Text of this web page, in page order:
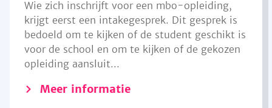
Wie zich inschrijft voor een mbo-opleiding,
krijgt eerst een intakegesprek. Dit gesprek is
bedoeld om te kijken of de student geschikt is
voor de school en om te kijken of de gekozen
opleiding aansluit...
Meer informatie